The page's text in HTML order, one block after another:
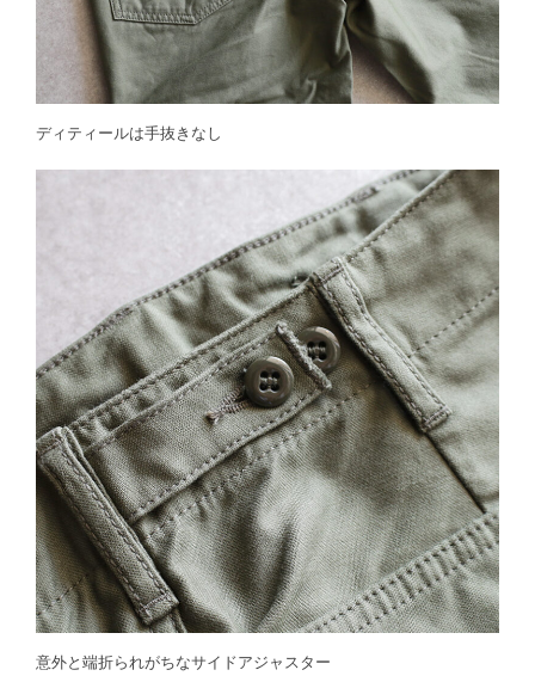
ディティールは手抜きなし
意外と端折られがちなサイドアジャスター